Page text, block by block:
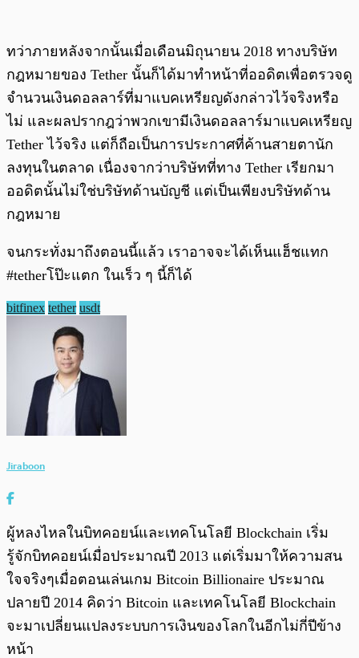
ทว่าภายหลังจากนั้นเมื่อเดือนมิถุนายน 2018 ทางบริษัท
กฎหมายของ Tether นั้นก็ได้มาทำหน้าที่ออดิตเพื่อตรวจดู
จำนวนเงินดอลลาร์ที่มาแบคเหรียญดังกล่าวไว้จริงหรือ
ไม่ และผลปรากฎว่าพวกเขามีเงินดอลลาร์มาแบคเหรียญ
Tether ไว้จริง แต่ก็ถือเป็นการประกาศที่ค้านสายตานัก
ลงทุนในตลาด เนื่องจากว่าบริษัทที่ทาง Tether เรียกมา
ออดิตนั้นไม่ใช่บริษัทด้านบัญชี แต่เป็นเพียงบริษัทด้าน
กฎหมาย
จนกระทั่งมาถึงตอนนี้แล้ว เราอาจจะได้เห็นแฮ็ชแทก
#tetherโป๊ะแตก ในเร็ว ๆ นี้ก็ได้
bitfinex tether usdt
Jiraboon
ผู้หลงไหลในบิทคอยน์และเทคโนโลยี Blockchain เริ่ม
รู้จักบิทคอยน์เมื่อประมาณปี 2013 แต่เริ่มมาให้ความสน
ใจจริงๆเมื่อตอนเล่นเกม Bitcoin Billionaire ประมาณ
ปลายปี 2014 คิดว่า Bitcoin และเทคโนโลยี Blockchain
จะมาเปลี่ยนแปลงระบบการเงินของโลกในอีกไม่กี่ปีข้าง
หน้า